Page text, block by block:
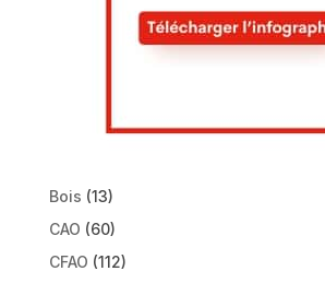
Bois (13)
CAO (60)
CFAO (112)